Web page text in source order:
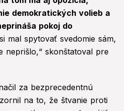
demokratických volieb a
pokoj do
mal spytovať svedomie sám,
neprišlo,“ skonštatoval pre
za bezprecedentnú
na to, že štvanie proti